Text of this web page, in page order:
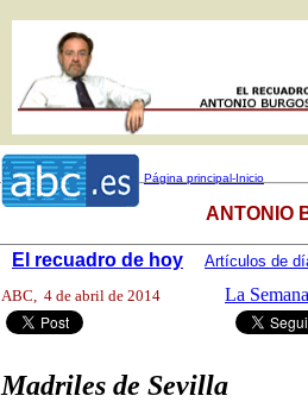
Página principal-Inicio
El recuadro de hoy Artículos de
ANTONIO
ABC, 4 de abril de 2014 La
Madriles de Sevilla